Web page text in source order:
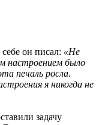
он писал: «Не
настроением было
печаль росла.
я никогда не
задачу